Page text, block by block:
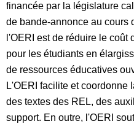
financée par la législature
de bande-annonce au cours
l'OERI est de réduire le
pour les étudiants en
de ressources éducatives
L'OERI facilite et coordonne
des textes des REL, des
support. En outre, l'OERI